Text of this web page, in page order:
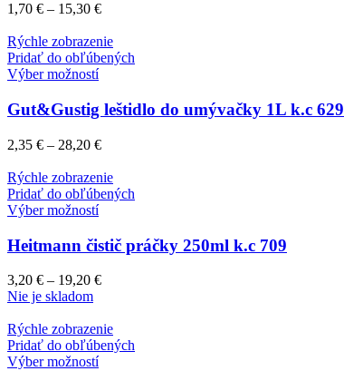
1,70 € – 15,30 €
Rýchle zobrazenie
Pridať do obľúbených
Výber možností
Gut&Gustig leštidlo do umývačky 1L k.c 629
2,35 € – 28,20 €
Rýchle zobrazenie
Pridať do obľúbených
Výber možností
Heitmann čistič práčky 250ml k.c 709
3,20 € – 19,20 €
Nie je skladom
Rýchle zobrazenie
Pridať do obľúbených
Výber možností